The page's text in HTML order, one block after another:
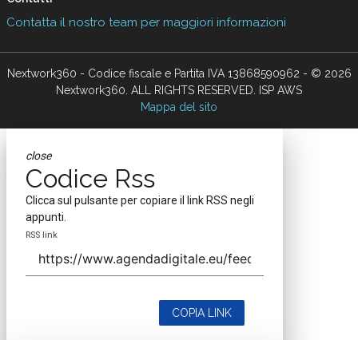
Contatta il nostro team per maggiori informazioni
Nextwork360 - Codice fiscale e Partita IVA 13868590962 - © 2026
Nextwork360. ALL RIGHTS RESERVED. ISP AWS
Mappa del sito
close
Codice Rss
Clicca sul pulsante per copiare il link RSS negli
appunti.
RSS link
COPIA LINK